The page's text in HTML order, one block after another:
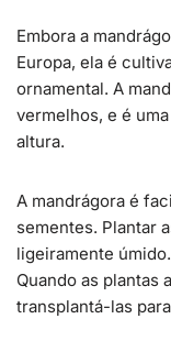
Embora a
Europa, ela é
ornamental. A
vermelhos, e é
altura.
A mandrágora é
sementes. Plantar
ligeiramente
Quando as plantas
transplantá-las